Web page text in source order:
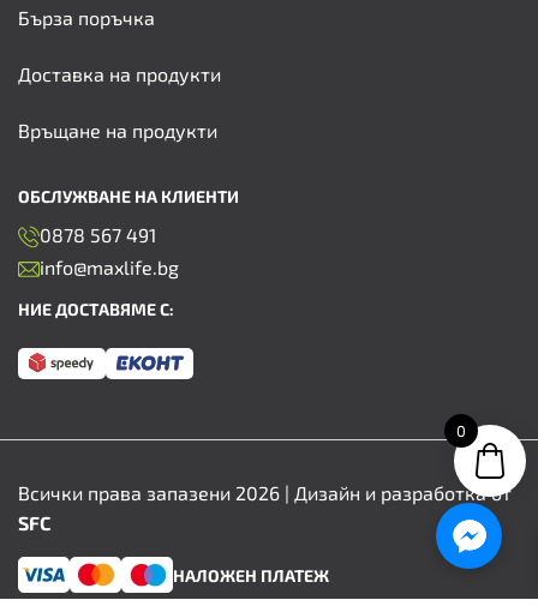
Бърза поръчка
Доставка на продукти
Връщане на продукти
ОБСЛУЖВАНЕ НА КЛИЕНТИ
0878 567 491
info@maxlife.bg
НИЕ ДОСТАВЯМЕ С:
Всички права запазени 2026 | Дизайн и разработка от
SFC
НАЛОЖЕН ПЛАТЕЖ
0